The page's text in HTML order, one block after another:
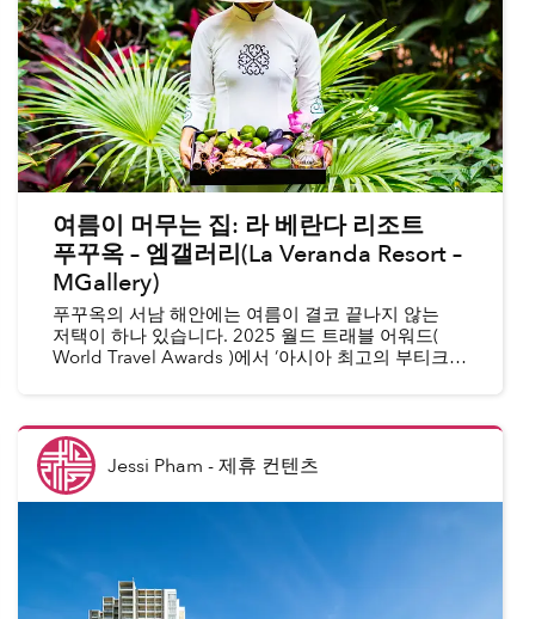
여름이 머무는 집: 라 베란다 리조트
푸꾸옥 – 엠갤러리(La Veranda Resort –
MGallery)
푸꾸옥의 서남 해안에는 여름이 결코 끝나지 않는
저택이 하나 있습니다. 2025 월드 트래블 어워드(
World Travel Awards )에서 ‘아시아 최고의 부티크
Jessi Pham -제휴 컨텐츠